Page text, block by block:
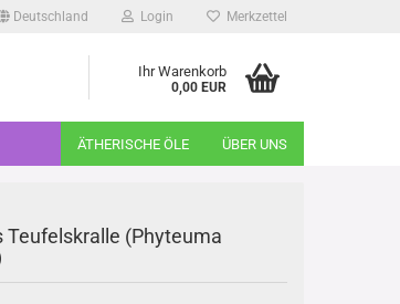
Deutschland Login Merkzettel
Ihr Warenkorb
0,00 EUR
ÄTHERISCHE ÖLE ÜBER UNS
Teufelskralle (Phyteuma